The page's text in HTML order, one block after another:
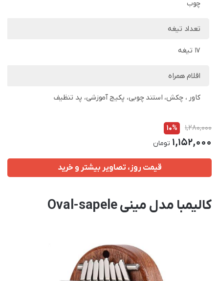
چوب
تعداد تیغه
17 تیغه
اقلام همراه
کاور ، چکش، استند چوبی، پکیج آموزشی، پد تنظیف
1,280,000
10%
1,152,000 تومان
قیمت روز، تصاویر بیشتر و خرید
کالیمبا مدل مینی Oval-sapele